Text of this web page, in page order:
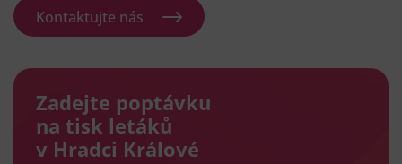
Kontaktujte nás
Zadejte poptávku
na tisk letáků
v Hradci Králové